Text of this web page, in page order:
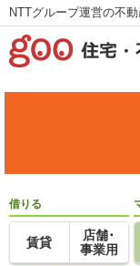
NTTグループ運営の不
借りる
賃貸
店舗･
事業用